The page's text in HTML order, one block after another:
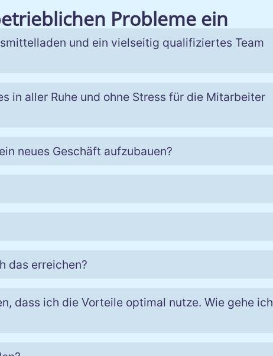
Probleme ein
und ein vielseitig qualifiziertes Team
in aller Ruhe und ohne Stress für die Mitarbeiter
neues Geschäft aufzubauen?
das erreichen?
dass ich die Vorteile optimal nutze. Wie gehe ich